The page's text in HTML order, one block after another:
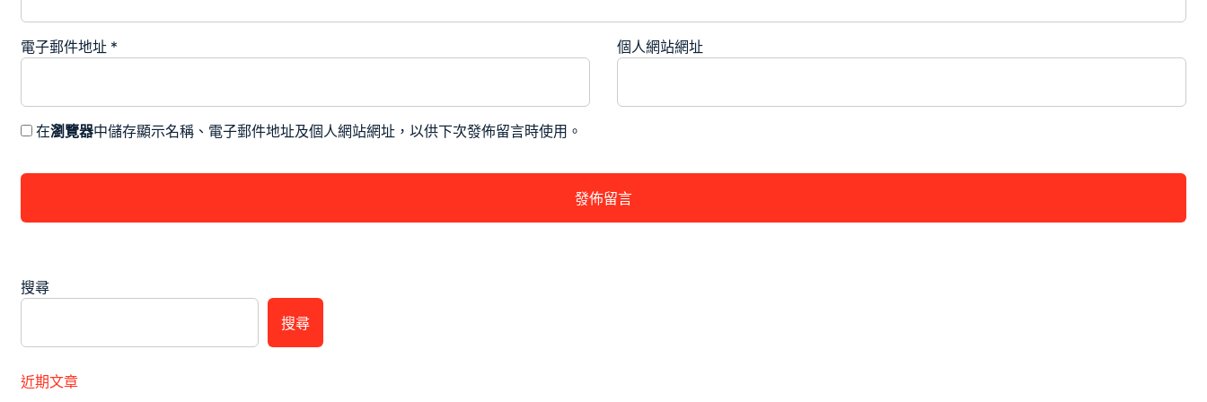
電子郵件地址 * 個人網站網址
在瀏覽器中儲存顯示名稱、電子郵件地址及個人網站網址，以供下次發佈留言時使用。
搜尋
搜尋
近期文章